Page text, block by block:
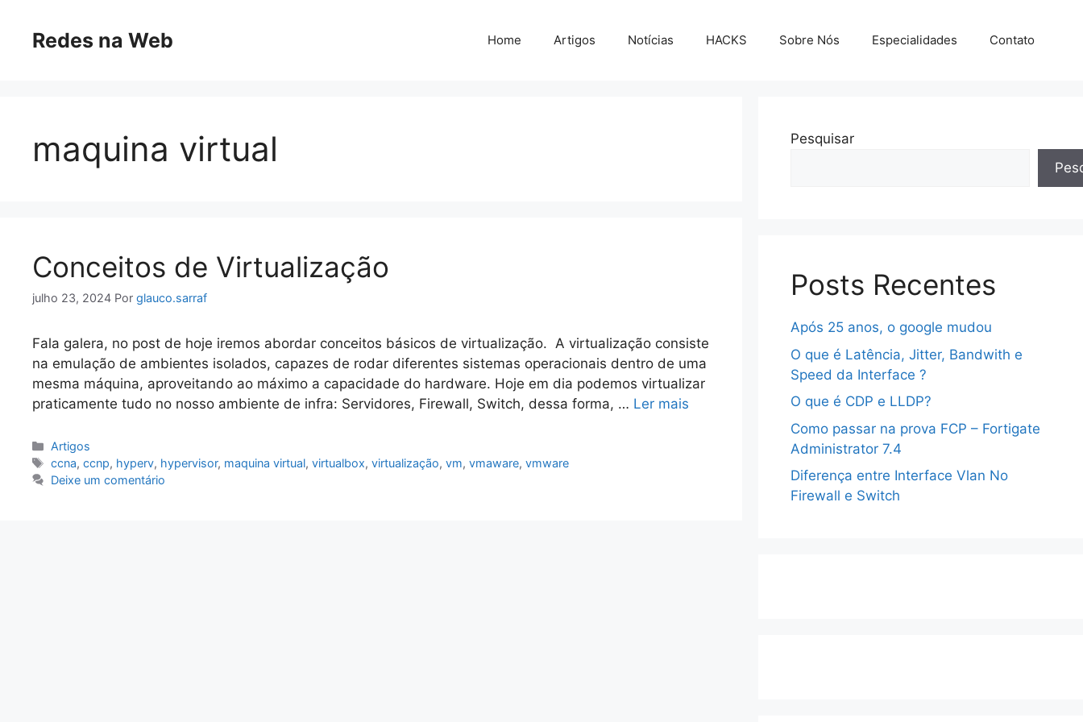
Redes na Web Home Artigos Notícias HACKS Sobre Nós Especialidades Contato
maquina virtual
Conceitos de Virtualização
julho 23, 2024 Por glauco.sarraf
Fala galera, no post de hoje iremos abordar conceitos básicos de virtualização. A virtualização consiste
na emulação de ambientes isolados, capazes de rodar diferentes sistemas operacionais dentro de uma
mesma máquina, aproveitando ao máximo a capacidade do hardware. Hoje em dia podemos virtualizar
praticamente tudo no nosso ambiente de infra: Servidores, Firewall, Switch, dessa forma, … Ler mais
Categorias
Artigos
Tags
ccna,ccnp, hyperv, hypervisor, maquina virtual,virtualbox,virtualização,vm,vmaware,vmware
Deixe um comentário
Pesquisar
Posts Recentes
Após 25 anos, o google mudou
O que é Latência, Jitter, Bandwith e
Speed da Interface ?
O que é CDP e LLDP?
Como passar na prova FCP – Fortigate
Administrator 7.4
Diferença entre Interface Vlan No
Firewall e Switch